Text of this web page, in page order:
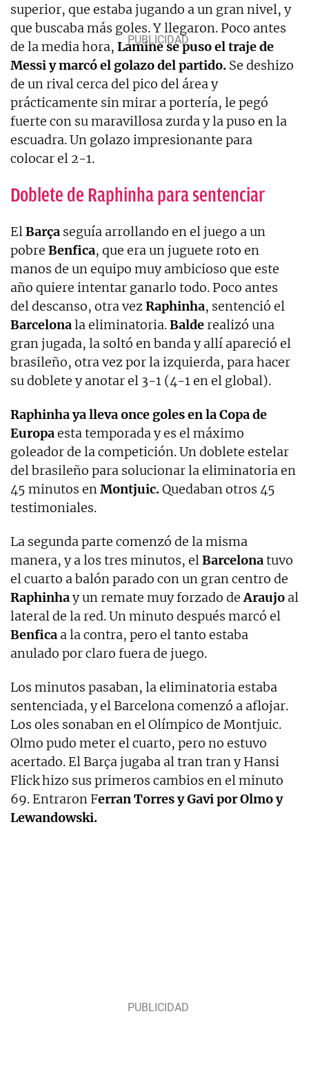
superior, que estaba jugando a un gran nivel, y
que buscaba más goles. Y llegaron. Poco antes
de la media hora, Lamine se puso el traje de
Messi y marcó el golazo del partido. Se deshizo
de un rival cerca del pico del área y
prácticamente sin mirar a portería, le pegó
fuerte con su maravillosa zurda y la puso en la
escuadra. Un golazo impresionante para
colocar el 2-1.
Doblete de Raphinha para sentenciar
ElBarça seguía arrollando en el juego a un
pobre Benfica, que era un juguete roto en
manos de un equipo muy ambicioso que este
año quiere intentar ganarlo todo. Poco antes
del descanso, otra vezRaphinha, sentenció el
Barcelonala eliminatoria.Balderealizó una
gran jugada, la soltó en banda y allí apareció el
brasileño, otra vez por la izquierda, para hacer
su doblete y anotar el 3-1 (4-1 en el global).
Raphinha ya lleva once goles en la Copa de
Europaesta temporada y es el máximo
goleador de la competición. Un doblete estelar
del brasileño para solucionar la eliminatoria en
45 minutos enMontjuic.Quedaban otros 45
testimoniales.
La segunda parte comenzó de la misma
manera, y a los tres minutos, elBarcelonatuvo
el cuarto a balón parado con un gran centro de
Raphinhay un remate muy forzado deAraujo al
lateral de la red. Un minuto después marcó el
Benfica a la contra, pero el tanto estaba
anulado por claro fuera de juego.
Los minutos pasaban, la eliminatoria estaba
sentenciada, y el Barcelona comenzó a aflojar.
Los oles sonaban en el Olímpico de Montjuic.
Olmo pudo meter el cuarto, pero no estuvo
acertado. El Barça jugaba al tran tran y Hansi
Flick hizo sus primeros cambios en el minuto
69. Entraron Ferran Torres y Gavi por Olmo y
Lewandowski.